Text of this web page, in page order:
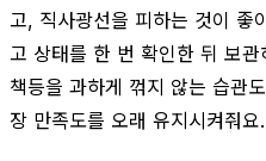
고, 직사광선을 피하는 것이 좋
고 상태를 한 번 확인한 뒤 보
책등을 과하게 꺾지 않는 습관
장 만족도를 오래 유지시켜줘요.